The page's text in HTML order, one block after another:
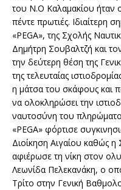
του Ν.Ο Καλαμακίου ήταν
πέντε πρωτιές. Ιδιαίτερη
«PEGA», της Σχολής
Δημήτρη Σουβαλτζή και
την δεύτερη θέση της
της τελευταίας
η μάτσα του σκάφους και
να ολοκληρώσει την
ναυτοσύνη του
«PEGA» φόρτισε
Διοίκηση Αιγαίου καθώς
αφιέρωσε τη νίκη στον
Λεωνίδα Πελεκανάκη, ο
Τρίτο στην Γενική